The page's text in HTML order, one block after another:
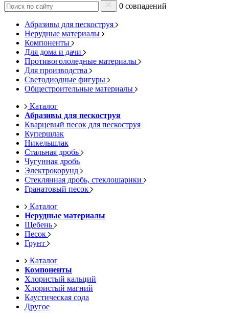
0 совпадений
Абразивы для пескоструя
Нерудные материалы
Компоненты
Для дома и дачи
Противогололедные материалы
Для производства
Светодиодные фигуры
Общестроительные материалы
Каталог
Абразивы для пескоструя
Кварцевый песок для пескоструя
Купершлак
Никельшлак
Стальная дробь
Чугунная дробь
Электрокорунд
Стеклянная дробь, стеклошарики
Гранатовый песок
Каталог
Нерудные материалы
Щебень
Песок
Грунт
Каталог
Компоненты
Хлористый кальций
Хлористый магний
Каустическая сода
Другое